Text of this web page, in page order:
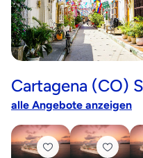
Cartagena (CO)
alle Angebote anzeigen